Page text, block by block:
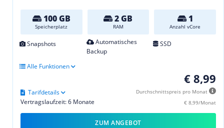
100 GB
Speicherplatz
2 GB
RAM
1
Anzahl vCore
Snapshots
Automatisches
Backup
SSD
Alle Funktionen
€ 8,99
Durchschnittspreis pro Monat
€ 8,99/Monat
Vertragslaufzeit: 6 Monate
Tarifdetails
ZUM ANGEBOT